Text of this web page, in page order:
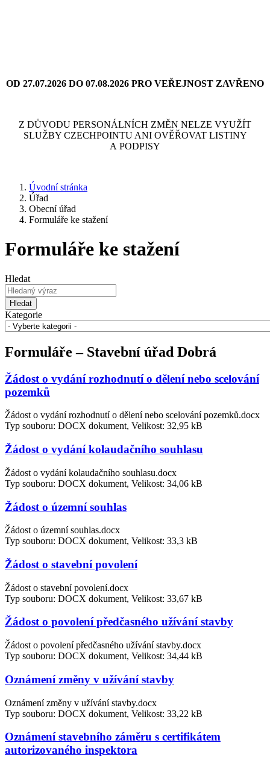
OD 27.07.2026 DO 07.08.2026 PRO VEŘEJNOST ZAVŘENO
Z DŮVODU PERSONÁLNÍCH ZMĚN NELZE VYUŽÍT
SLUŽBY CZECHPOINTU ANI OVĚŘOVAT LISTINY
A PODPISY
Úvodní stránka
Úřad
Obecní úřad
Formuláře ke stažení
Formuláře ke stažení
Hledat
Hledat
Kategorie
Formuláře – Stavební úřad Dobrá
Žádost o vydání rozhodnutí o dělení nebo scelování
pozemků
Žádost o vydání rozhodnutí o dělení nebo scelování pozemků.docx
Typ souboru: DOCX dokument, Velikost: 32,95 kB
Žádost o vydání kolaudačního souhlasu
Žádost o vydání kolaudačního souhlasu.docx
Typ souboru: DOCX dokument, Velikost: 34,06 kB
Žádost o územní souhlas
Žádost o územní souhlas.docx
Typ souboru: DOCX dokument, Velikost: 33,3 kB
Žádost o stavební povolení
Žádost o stavební povolení.docx
Typ souboru: DOCX dokument, Velikost: 33,67 kB
Žádost o povolení předčasného užívání stavby
Žádost o povolení předčasného užívání stavby.docx
Typ souboru: DOCX dokument, Velikost: 34,44 kB
Oznámení změny v užívání stavby
Oznámení změny v užívání stavby.docx
Typ souboru: DOCX dokument, Velikost: 33,22 kB
Oznámení stavebního záměru s certifikátem
autorizovaného inspektora